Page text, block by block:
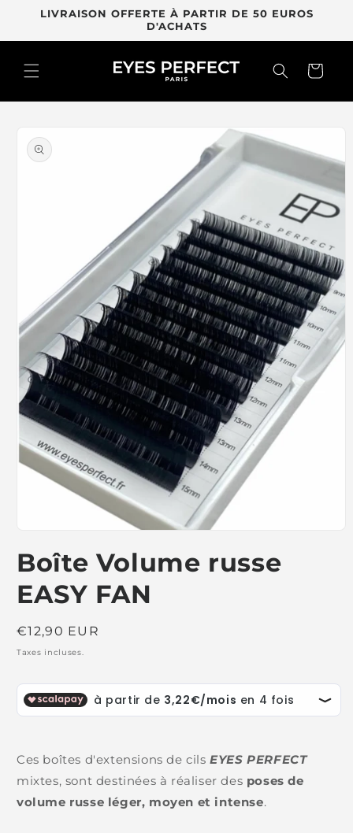
passer
contenu
LIVRAISON OFFERTE À PARTIR DE 50 EUROS
D'ACHATS
Panier
informations
produits
média
1
une
fenêtre
Boîte Volume russe
EASY FAN
Prix
habituel
€12,90 EUR
Taxes incluses.
Ces boîtes d'extensions de cilsEYES PERFECT
mixtes, sont destinées à réaliser des poses de
volume russe léger, moyen et intense.